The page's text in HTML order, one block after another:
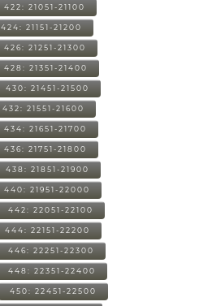
422: 21051-21100
424: 21151-21200
426: 21251-21300
428: 21351-21400
430: 21451-21500
432: 21551-21600
434: 21651-21700
436: 21751-21800
438: 21851-21900
440: 21951-22000
442: 22051-22100
444: 22151-22200
446: 22251-22300
448: 22351-22400
450: 22451-22500